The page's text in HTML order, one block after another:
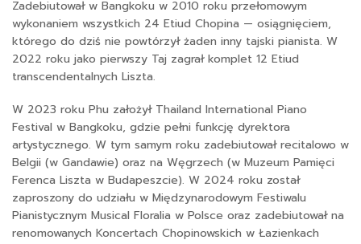
Zadebiutował w Bangkoku w 2010 roku przełomowym
wykonaniem wszystkich 24 Etiud Chopina — osiągnięciem,
którego do dziś nie powtórzył żaden inny tajski pianista. W
2022 roku jako pierwszy Taj zagrał komplet 12 Etiud
transcendentalnych Liszta.
W 2023 roku Phu założył Thailand International Piano
Festival w Bangkoku, gdzie pełni funkcję dyrektora
artystycznego. W tym samym roku zadebiutował recitalowo w
Belgii (w Gandawie) oraz na Węgrzech (w Muzeum Pamięci
Ferenca Liszta w Budapeszcie). W 2024 roku został
zaproszony do udziału w Międzynarodowym Festiwalu
Pianistycznym Musical Floralia w Polsce oraz zadebiutował na
renomowanych Koncertach Chopinowskich w Łazienkach